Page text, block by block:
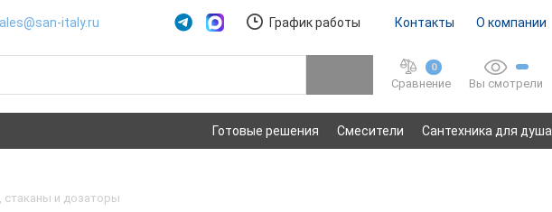
italy.ru График работы Контакты О компании
0
Сравнение Вы смотрели
Готовые решения Смесители Сантехника для душа
и дозаторы